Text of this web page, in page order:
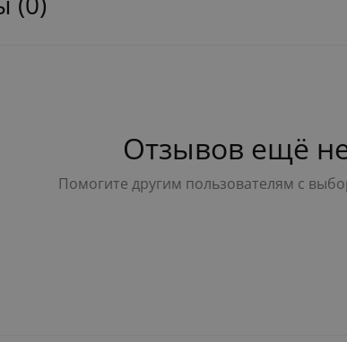
Отзывов ещё
Помогите другим пользователям с